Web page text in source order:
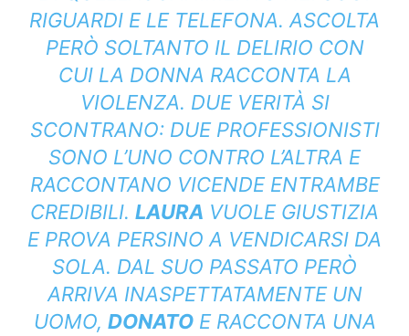
RIGUARDI E LE TELEFONA. ASCOLTA
PERÒ SOLTANTO IL DELIRIO CON
CUI LA DONNA RACCONTA LA
VIOLENZA. DUE VERITÀ SI
SCONTRANO: DUE PROFESSIONISTI
SONO L’UNO CONTRO L’ALTRA E
RACCONTANO VICENDE ENTRAMBE
CREDIBILI. LAURA VUOLE GIUSTIZIA
E PROVA PERSINO A VENDICARSI DA
SOLA. DAL SUO PASSATO PERÒ
ARRIVA INASPETTATAMENTE UN
UOMO, DONATOE RACCONTA UNA